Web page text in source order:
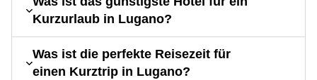
Kurzurlaub in Lugano?
Was ist die perfekte Reisezeit für
einen Kurztrip in Lugano?